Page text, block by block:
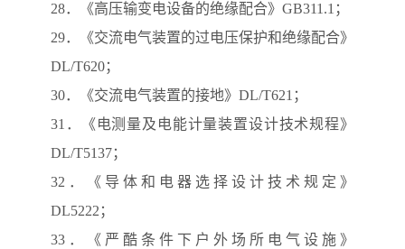
28．《高压输变电设备的绝缘配合》GB311.1；
29．《交流电气装置的过电压保护和绝缘配合》
DL/T620；
30．《交流电气装置的接地》DL/T621；
31．《电测量及电能计量装置设计技术规程》
DL/T5137；
32．《导体和电器选择设计技术规定》
DL5222；
33．《严酷条件下户外场所电气设施》